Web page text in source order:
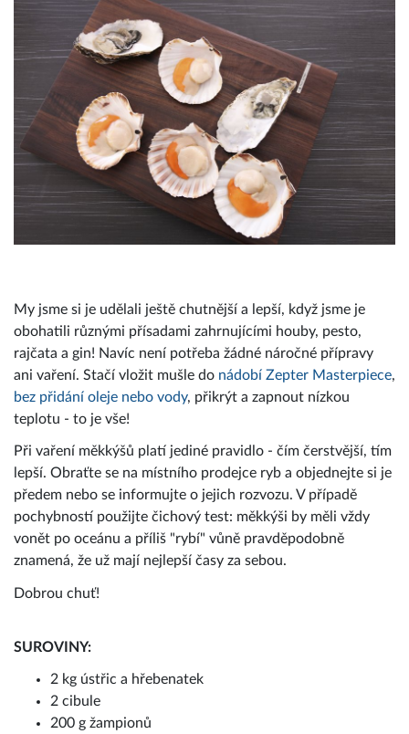
My jsme si je udělali ještě chutnější a lepší, když jsme je
obohatili různými přísadami zahrnujícími houby, pesto,
rajčata a gin! Navíc není potřeba žádné náročné přípravy
ani vaření. Stačí vložit mušle do nádobí Zepter Masterpiece,
bez přidání oleje nebo vody, přikrýt a zapnout nízkou
teplotu - to je vše!
Při vaření měkkýšů platí jediné pravidlo - čím čerstvější, tím
lepší. Obraťte se na místního prodejce ryb a objednejte si je
předem nebo se informujte o jejich rozvozu. V případě
pochybností použijte čichový test: měkkýši by měli vždy
vonět po oceánu a příliš "rybí" vůně pravděpodobně
znamená, že už mají nejlepší časy za sebou.
Dobrou chuť!
SUROVINY:
2 kg ústřic a hřebenatek
2 cibule
200 g žampionů